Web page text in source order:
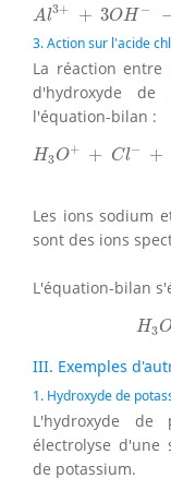
Al3+ + 3OH −
3. Action sur l'acide
La réaction
d'hydroxyde
l'équation-bilan :
H3O+ + Cl− +
H 3O ++ l−
Les ions sodium
sont des ions
L'équation-bilan
H3
H 3
III. Exemples
1. Hydroxyde de
L'hydroxyde de
électrolyse d'une
de potassium.